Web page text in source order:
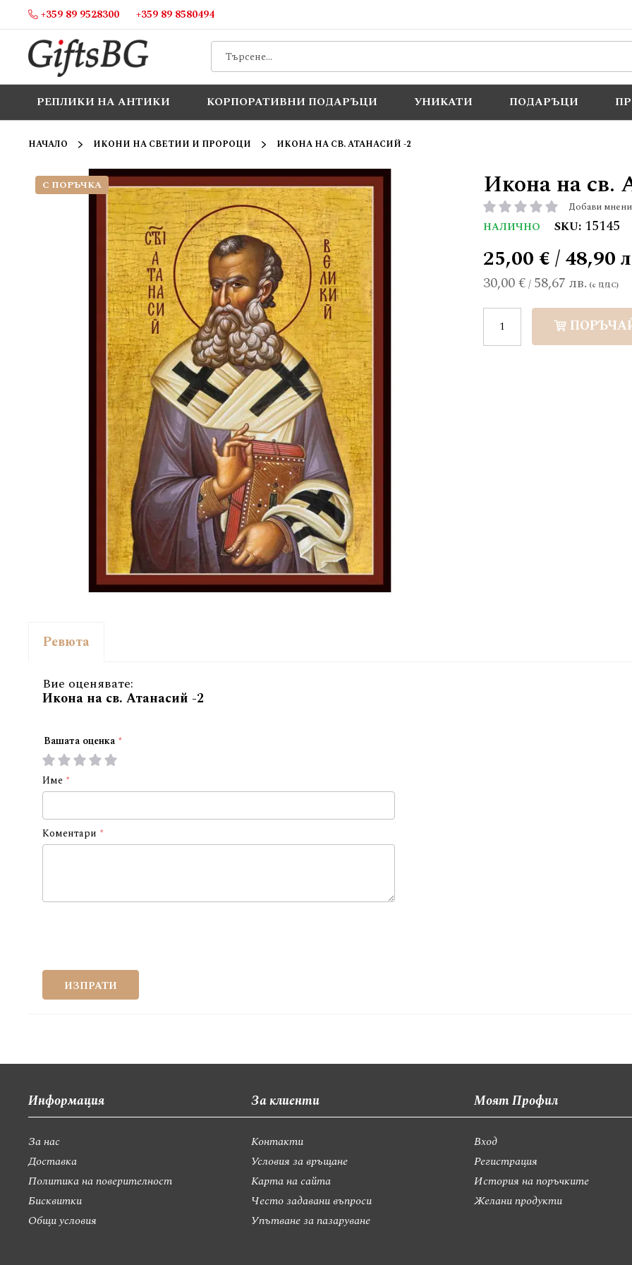
Прескачане
съдържанието
+359 89 9528300 +359 89 8580494
РЕПЛИКИ НА АНТИКИ КОРПОРАТИВНИ ПОДАРЪЦИ УНИКАТИ ПОДАРЪЦИ
НАЧАЛО ИКОНИ НА СВЕТИИ И ПРОРОЦИ ИКОНА НА СВ. АТАНАСИЙ -2
Икона на св.
рейтинг: Добави
НАЛИЧНО SKU 15145
30,00 €/ 58,67 лв.
25,00 € / 48,90
С ПОРЪЧКА
Ревюта
Вие оценявате:
Икона на св. Атанасий -2
Вашата оценка
1
star
2
3
4
Име
Коментари
ИЗПРАТИ
Информация
За нас
Доставка
Политика на поверителност
Бисквитки
Общи условия
За клиенти
Контакти
Условия за връщане
Карта на сайта
Често задавани въпроси
Упътване за пазаруване
Моят Профил
Вход
Регистрация
История на поръчките
Желани продукти